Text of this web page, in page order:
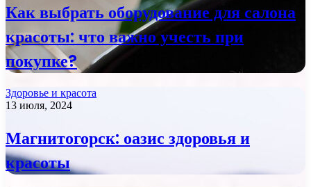
Как выбрать оборудование для салона
красоты: что важно учесть при
покупке?
Здоровье и красота
13 июля, 2024
Магнитогорск: оазис здоровья и
красоты